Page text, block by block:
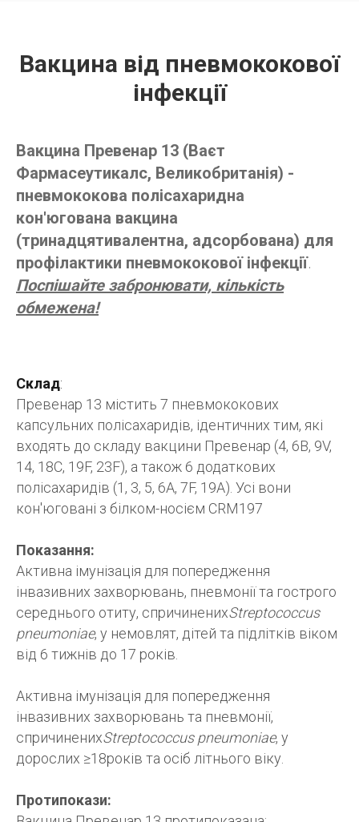
Вакцина від пневмококової
інфекції
Вакцина Превенар 13 (Ваєт
Фармасеутикалс, Великобританія) -
пневмококова полісахаридна
кон'югована вакцина
(тринадцятивалентна, адсорбована) для
профілактики пневмококової інфекції.
Поспішайте забронювати, кількість
обмежена!
Склад:
Превенар 13 містить 7 пневмококових
капсульних полісахаридів, ідентичних тим, які
входять до складу вакцини Превенар (4, 6В, 9V,
14, 18C, 19F, 23F), а також 6 додаткових
полісахаридів (1, 3, 5, 6А, 7F, 19А). Усі вони
кон'юговані з білком-носієм CRM197
Показання:
Активна імунізація для попередження
інвазивних захворювань, пневмонії та гострого
середнього отиту, спричиненихStreptococcus
pneumoniae, у немовлят, дітей та підлітків віком
від 6 тижнів до 17 років.
Активна імунізація для попередження
інвазивних захворювань та пневмонії,
спричиненихStreptococcus pneumoniae, у
дорослих ≥18років та осіб літнього віку.
Протипокази: